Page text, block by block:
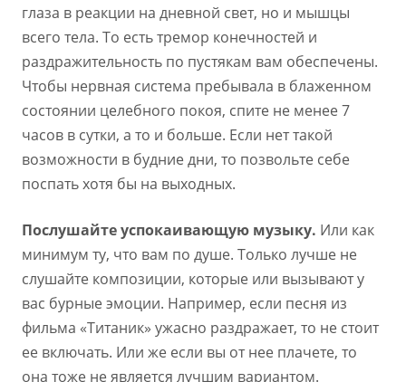
глаза в реакции на дневной свет, но и мышцы
всего тела. То есть тремор конечностей и
раздражительность по пустякам вам обеспечены.
Чтобы нервная система пребывала в блаженном
состоянии целебного покоя, спите не менее 7
часов в сутки, а то и больше. Если нет такой
возможности в будние дни, то позвольте себе
поспать хотя бы на выходных.
Послушайте успокаивающую музыку. Или как
минимум ту, что вам по душе. Только лучше не
слушайте композиции, которые или вызывают у
вас бурные эмоции. Например, если песня из
фильма «Титаник» ужасно раздражает, то не стоит
ее включать. Или же если вы от нее плачете, то
она тоже не является лучшим вариантом.